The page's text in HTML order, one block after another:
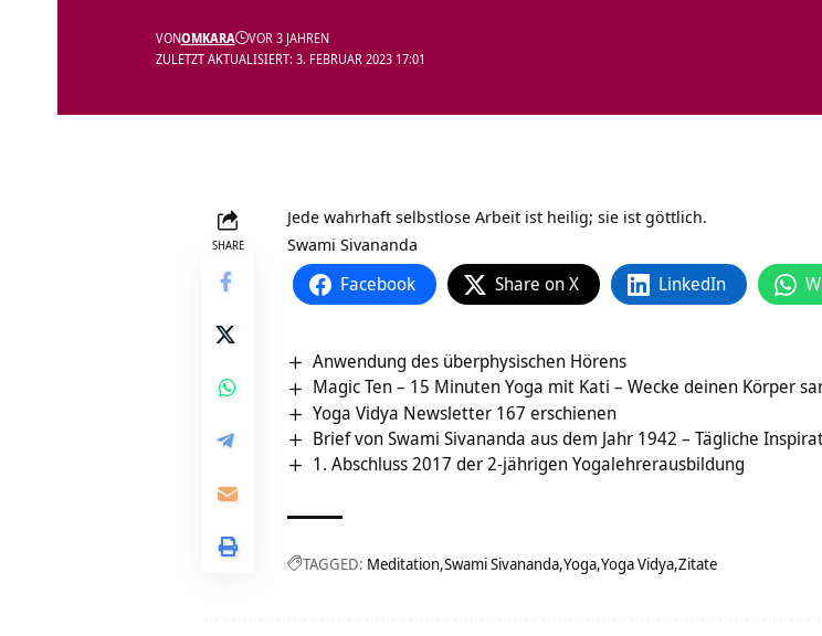
ZULETZT AKTUALISIERT: 3. FEBRUAR 2023 17:01
VONOMKARA VOR 3 JAHREN
SHARE
Jede wahrhaft selbstlose Arbeit ist heilig; sie ist göttlich.
Swami Sivananda
Facebook Share on X LinkedIn
Anwendung des überphysischen Hörens
Magic Ten – 15 Minuten Yoga mit Kati – Wecke deinen Körper
Yoga Vidya Newsletter 167 erschienen
Brief von Swami Sivananda aus dem Jahr 1942 – Tägliche
1. Abschluss 2017 der 2-jährigen Yogalehrerausbildung
TAGGED: Meditation Swami Sivananda Yoga Yoga Vidya Zitate